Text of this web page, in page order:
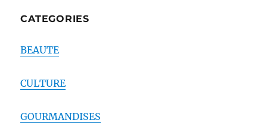
CATEGORIES
BEAUTE
CULTURE
GOURMANDISES